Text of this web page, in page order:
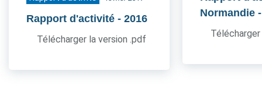
Rapport d'activité - 2016
Télécharger la version .pdf
Normandie